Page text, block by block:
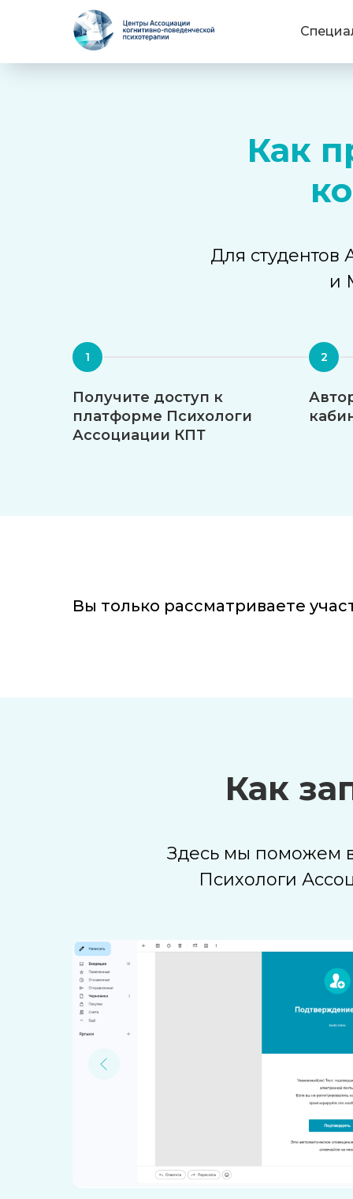
Как
Для студентов
и
Получите доступ к
платформе Психологи
Ассоциации КПТ
Вы только рассматриваете
Как
Здесь мы поможем
Психологи